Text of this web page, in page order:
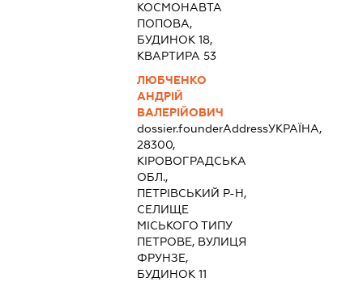
КОСМОНАВТА
ПОПОВА,
БУДИНОК 18,
КВАРТИРА 53
ЛЮБЧЕНКО
АНДРІЙ
ВАЛЕРІЙОВИЧ
dossier.founderAddressУКРАЇНА,
28300,
КІРОВОГРАДСЬКА
ОБЛ.,
ПЕТРІВСЬКИЙ Р-Н,
СЕЛИЩЕ
МІСЬКОГО ТИПУ
ПЕТРОВЕ, ВУЛИЦЯ
ФРУНЗЕ,
БУДИНОК 11